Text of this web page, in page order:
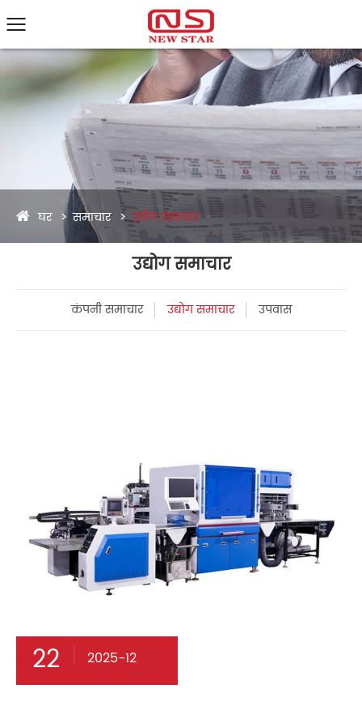
घर समाचार उद्योग समाचार
उद्योग समाचार
कंपनी समाचार उद्योग समाचार उपवास
22 2025-12